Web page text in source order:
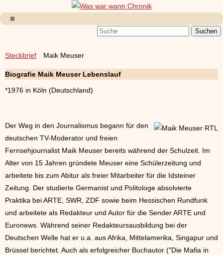
Steckbrief Maik Meuser
Biografie Maik Meuser Lebenslauf
*1976 in Köln (Deutschland)
Der Weg in den Journalismus begann für den
deutschen TV-Moderator und freien
Fernsehjournalist Maik Meuser bereits während der Schulzeit. Im
Alter von 15 Jahren gründete Meuser eine Schülerzeitung und
arbeitete bis zum Abitur als freier Mitarbeiter für die Idsteiner
Zeitung. Der studierte Germanist und Politologe absolvierte
Praktika bei ARTE, SWR, ZDF sowie beim Hessischen Rundfunk
und arbeitete als Redakteur und Autor für die Sender ARTE und
Euronews. Während seiner Redakteursausbildung bei der
Deutschen Welle hat er u.a. aus Afrika, Mittelamerika, Singapur und
Brüssel berichtet. Auch als erfolgreicher Buchautor ("Die Mafia in